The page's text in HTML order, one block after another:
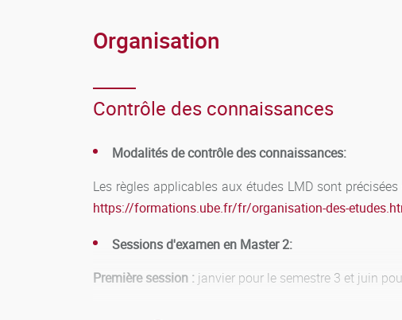
Organisation
Contrôle des connaissances
Modalités de contrôle des connaissances:
Les règles applicables aux études LMD sont
https://formations.ube.fr/fr/organisation-des-
Sessions d'examen en Master 2:
Première session : janvier pour le semestre 3 et juin